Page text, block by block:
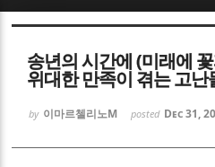
송년의 시간에 (미래에
위대한 만족이 겪는 고난
by 이마르첼리노M posted Dec 31,
Sketchbook5,
Sketchbook5,